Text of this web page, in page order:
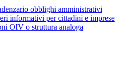
obblighi amministrativi
informativi per cittadini e imprese
OIV o struttura analoga